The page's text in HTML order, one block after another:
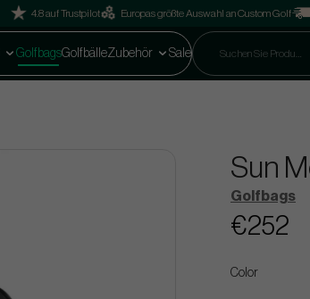
4.8 auf Trustpilot Europas größte Auswahl an Custom Golf
GolfbagsGolfbälleZubehör Sale
Sun
Golfbags
€252
Color